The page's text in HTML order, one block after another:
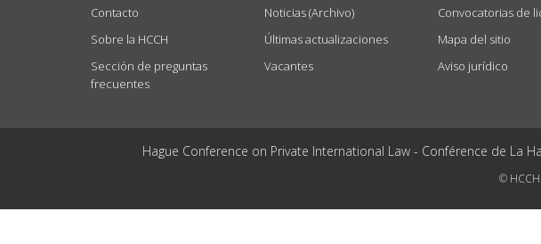
Contacto
Sobre la HCCH
Sección de preguntas
frecuentes
Noticias (Archivo)
Últimas actualizaciones
Vacantes
Convocatorias de
Mapa del sitio
Aviso jurídico
Hague Conference on Private International Law - Conférence de La
©